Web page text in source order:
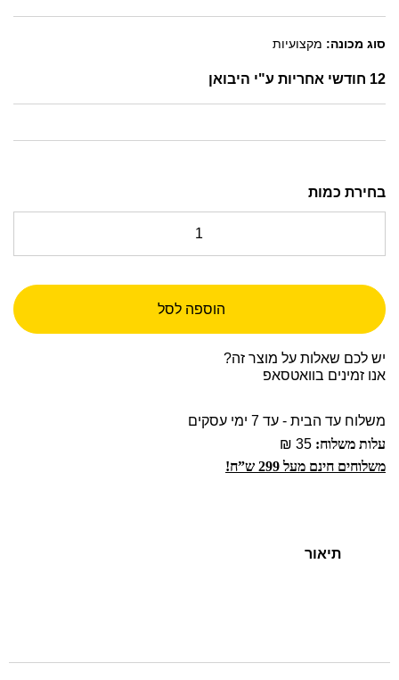
סוג מכונה: מקצועיות
12 חודשי אחריות ע"י היבואן
הוספה לסל
יש לכם שאלות על מוצר זה?
אנו זמינים בוואטסאפ
משלוח עד הבית - עד 7 ימי עסקים
עלות משלוח:
משלוחים חינם מעל 299 ש”ח!
תיאור